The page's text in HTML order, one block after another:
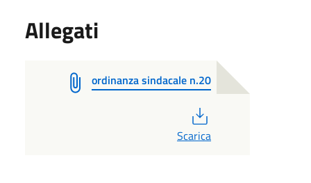
Allegati
ordinanza sindacale n.20
Scarica